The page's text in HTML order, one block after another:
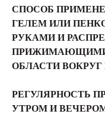
СПОСОБ
ГЕЛЕМ ИЛИ
РУКАМИ И
ПРИЖИМАЮЩИМИ
ОБЛАСТИ ВОКРУГ
РЕГУЛЯРНОСТЬ
УТРОМ И